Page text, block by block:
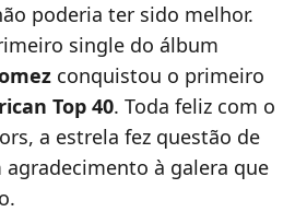
poderia ter sido melhor.
single do álbum
conquistou o primeiro
Top 40. Toda feliz com o
a estrela fez questão de
à galera que